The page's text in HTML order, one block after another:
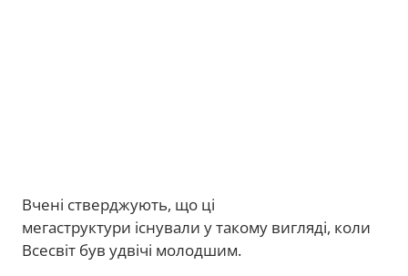
Вчені стверджують, що ці
мегаструктури існували у такому вигляді, коли
Всесвіт був удвічі молодшим.